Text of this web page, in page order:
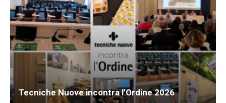
Tecniche Nuove incontra l’Ordine 2026